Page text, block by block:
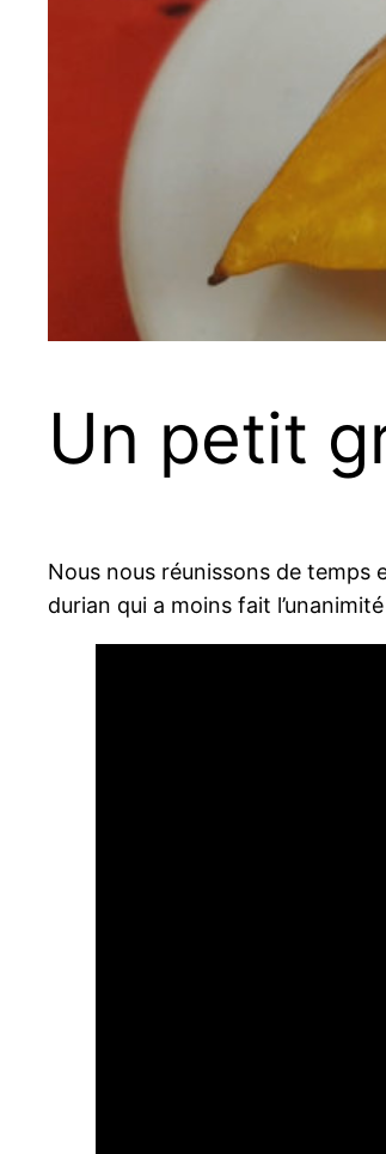
Un petit
Nous nous réunissons de temps
durian qui a moins fait